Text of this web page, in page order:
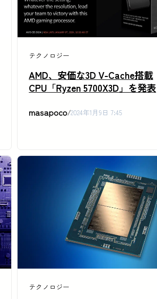
テクノロジー
AMD、安価な3D V-Cache搭載
CPU「Ryzen 5700X3D」を発表
masapoco/2024年1月9日 7:45
テクノロジー